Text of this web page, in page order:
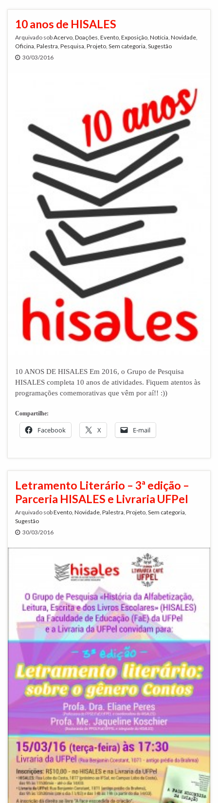
10 anos de HISALES
Arquivado sobAcervo Doações Evento Exposição Notícia Novidade
Oficina Palestra Pesquisa Projeto Sem categoria Sugestão
30/03/2016
10 ANOS DE HISALES Em 2016, o Grupo de Pesquisa
HISALES completa 10 anos de atividades. Fiquem atentos às
programações comemorativas que vêm por aí!! :))
Compartilhe:
Facebook X E-mail
Letramento Literário – 3ª edição –
Parceria HISALES e Livraria UFPel
Arquivado sobEvento Novidade Palestra Projeto Sem categoria
Sugestão
30/03/2016